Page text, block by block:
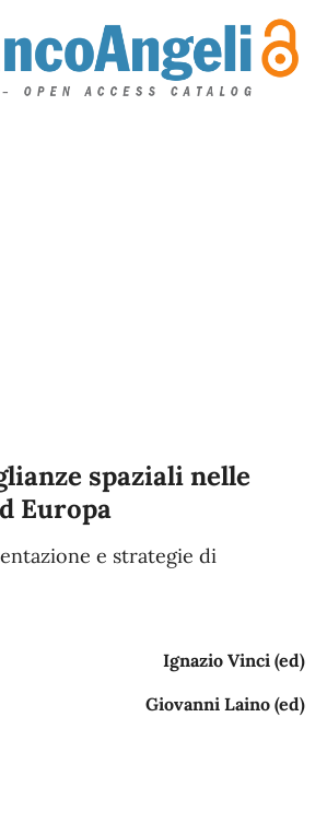
spaziali nelle
Europa
e strategie di
Ignazio Vinci (ed)
Giovanni Laino (ed)